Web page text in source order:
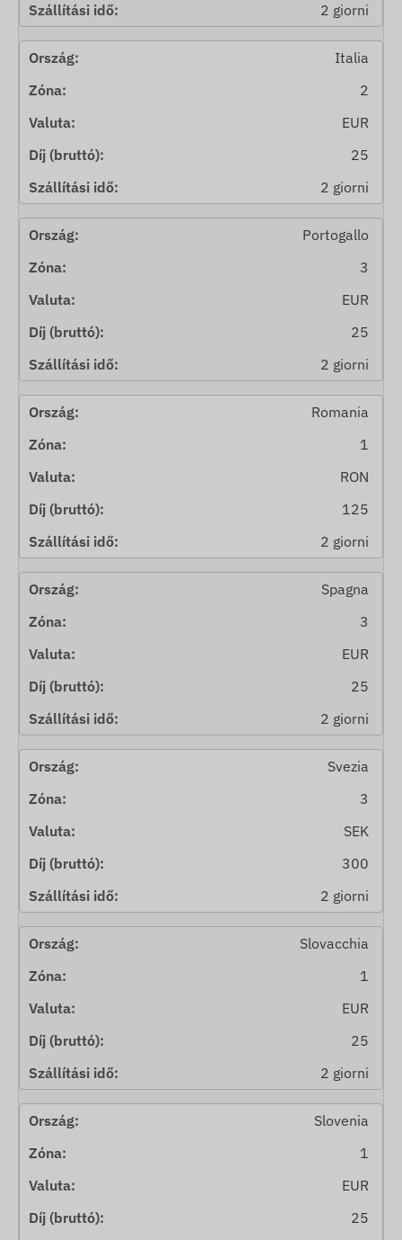
2 giorni
Italia
2
EUR
25
2 giorni
Portogallo
3
EUR
25
2 giorni
Romania
1
RON
125
2 giorni
Spagna
3
EUR
25
2 giorni
Svezia
3
SEK
300
2 giorni
Slovacchia
1
EUR
25
2 giorni
Slovenia
1
EUR
25